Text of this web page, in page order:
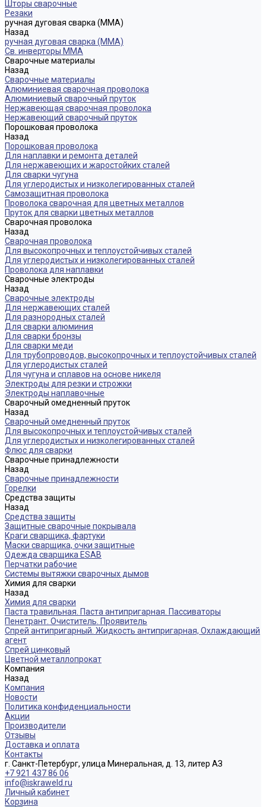
Шторы сварочные
Резаки
ручная дуговая сварка (MMA)
Назад
ручная дуговая сварка (MMA)
Св. инверторы MMA
Сварочные материалы
Назад
Сварочные материалы
Алюминиевая сварочная проволока
Алюминиевый сварочный пруток
Нержавеющая сварочная проволока
Нержавеющий сварочный пруток
Порошковая проволока
Назад
Порошковая проволока
Для наплавки и ремонта деталей
Для нержавеющих и жаростойких сталей
Для сварки чугуна
Для углеродистых и низколегированных сталей
Самозащитная проволока
Проволока сварочная для цветных металлов
Пруток для сварки цветных металлов
Сварочная проволока
Назад
Сварочная проволока
Для высокопрочных и теплоустойчивых сталей
Для углеродистых и низколегированных сталей
Проволока для наплавки
Сварочные электроды
Назад
Сварочные электроды
Для нержавеющих сталей
Для разнородных сталей
Для сварки алюминия
Для сварки бронзы
Для сварки меди
Для трубопроводов, высокопрочных и теплоустойчивых сталей
Для углеродистых сталей
Для чугуна и сплавов на основе никеля
Электроды для резки и строжки
Электроды наплавочные
Сварочный омедненный пруток
Назад
Сварочный омедненный пруток
Для высокопрочных и теплоустойчивых сталей
Для углеродистых и низколегированных сталей
Флюс для сварки
Сварочные принадлежности
Назад
Сварочные принадлежности
Горелки
Средства защиты
Назад
Средства защиты
Защитные сварочные покрывала
Краги сварщика, фартуки
Маски сварщика, очки защитные
Одежда сварщика ESAB
Перчатки рабочие
Системы вытяжки сварочных дымов
Химия для сварки
Назад
Химия для сварки
Паста травильная. Паста антипригарная. Пассиваторы
Пенетрант. Очиститель. Проявитель
Спрей антипригарный. Жидкость антипригарная, Охлаждающий
агент
Спрей цинковый
Цветной металлопрокат
Компания
Назад
Компания
Новости
Политика конфиденциальности
Акции
Производители
Отзывы
Доставка и оплата
Контакты
г. Санкт-Петербург, улица Минеральная, д. 13, литер АЗ
+7 921 437 86 06
info@iskraweld.ru
Личный кабинет
Корзина